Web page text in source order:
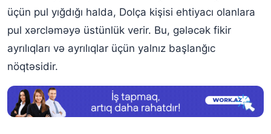
üçün pul yığdığı halda, Dolça kişisi ehtiyacı olanlara
pul xərcləməyə üstünlük verir. Bu, gələcək fikir
ayrılıqları və ayrılıqlar üçün yalnız başlanğıc
nöqtəsidir.